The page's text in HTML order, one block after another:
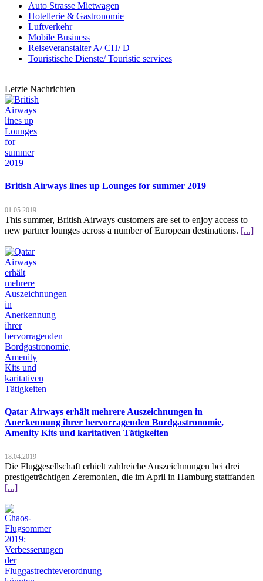
Auto Strasse Mietwagen
Hotellerie & Gastronomie
Luftverkehr
Mobile Business
Reiseveranstalter A/ CH/ D
Touristische Dienste/ Touristic services
Letzte Nachrichten
British Airways lines up Lounges for summer 2019
01.05.2019
This summer, British Airways customers are set to enjoy access to
new partner lounges across a number of European destinations. [...]
Qatar Airways erhält mehrere Auszeichnungen in
Anerkennung ihrer hervorragenden Bordgastronomie,
Amenity Kits und karitativen Tätigkeiten
18.04.2019
Die Fluggesellschaft erhielt zahlreiche Auszeichnungen bei drei
prestigeträchtigen Zeremonien, die im April in Hamburg stattfanden
[...]